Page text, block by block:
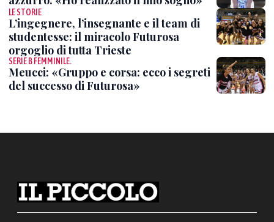
LE STORIE
L’ingegnere, l’insegnante e il team di
studentesse: il miracolo Futurosa
orgoglio di tutta Trieste
SERIE B FEMMINILE.
Meucci: «Gruppo e corsa: ecco i segreti
del successo di Futurosa»